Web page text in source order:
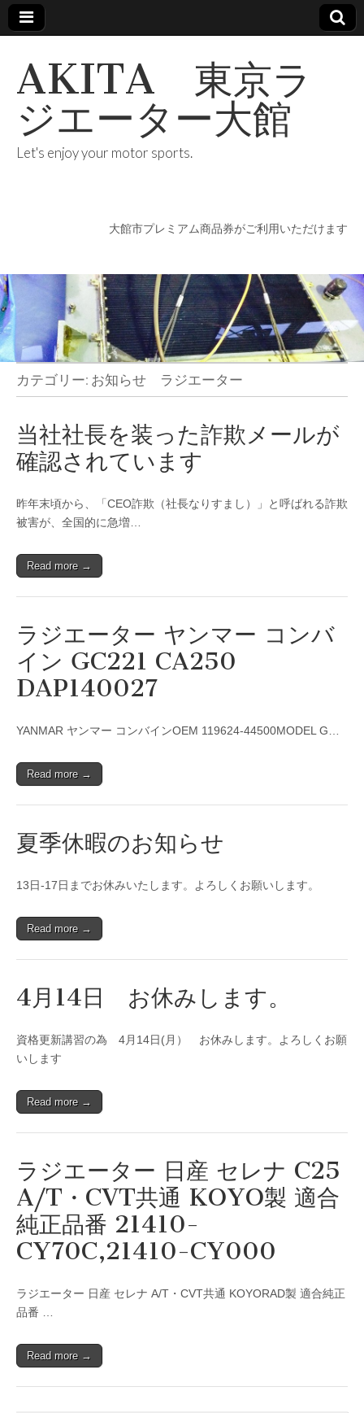
AKITA 東京ラ
ジエーター大館
Let's enjoy your motor sports.
大館市プレミアム商品券がご利用いただけます
カテゴリー: お知らせ ラジエーター
当社社長を装った詐欺メールが
確認されています
昨年末頃から、「CEO詐欺（社長なりすまし）」と呼ばれる詐欺
被害が、全国的に急増…
Read more →
ラジエーター ヤンマー コンバ
イン GC221 CA250
DAP140027
YANMAR ヤンマー コンバインOEM 119624-44500MODEL G…
Read more →
夏季休暇のお知らせ
13日-17日までお休みいたします。よろしくお願いします。
Read more →
4月14日 お休みします。
資格更新講習の為 4月14日(月） お休みします。よろしくお願
いします
Read more →
ラジエーター 日産 セレナ C25
A/T・CVT共通 KOYO製 適合
純正品番 21410-
CY70C,21410-CY000
ラジエーター 日産 セレナ A/T・CVT共通 KOYORAD製 適合純正
品番 …
Read more →